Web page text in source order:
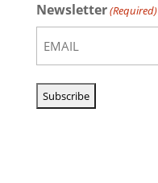
Newsletter(Required)